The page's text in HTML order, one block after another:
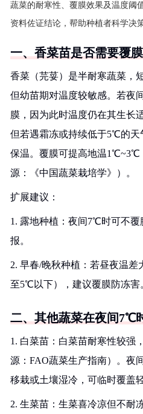
蔬菜的耐寒性、覆膜效果及温度阈
资料佐证结论，帮助种植者科学决策
一、香菜苗是否需要覆
香菜（芫荽）是半耐寒蔬菜，
但幼苗期对温度较敏感。若夜
膜，因为此时温度仍在其生长
但若遇霜冻或持续低于5℃的天
保温。覆膜可提高地温1℃~3℃
源：《中国蔬菜栽培学》）。
扩展建议：
1. 露地种植：夜间7℃时可不
报。
2. 早春/晚秋种植：若昼夜温
至5℃以下），建议覆膜防冻害
二、其他蔬菜在夜间7℃
1. 白菜苗：白菜苗耐寒性较强
源：FAO蔬菜生产指南）。夜
移栽或土壤湿冷，可临时覆盖
2. 生菜苗：生菜喜冷凉但不耐